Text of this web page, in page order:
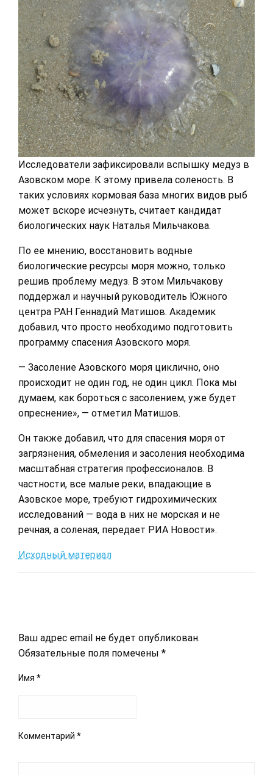
Исследователи зафиксировали вспышку медуз в
Азовском море. К этому привела соленость. В
таких условиях кормовая база многих видов рыб
может вскоре исчезнуть, считает кандидат
биологических наук Наталья Мильчакова.
По ее мнению, восстановить водные
биологические ресурсы моря можно, только
решив проблему медуз. В этом Мильчакову
поддержал и научный руководитель Южного
центра РАН Геннадий Матишов. Академик
добавил, что просто необходимо подготовить
программу спасения Азовского моря.
— Засоление Азовского моря циклично, оно
происходит не один год, не один цикл. Пока мы
думаем, как бороться с засолением, уже будет
опреснение», — отметил Матишов.
Он также добавил, что для спасения моря от
загрязнения, обмеления и засоления необходима
масштабная стратегия профессионалов. В
частности, все малые реки, впадающие в
Азовское море, требуют гидрохимических
исследований — вода в них не морская и не
речная, а соленая, передает РИА Новости».
Исходный материал
Ваш адрес email не будет опубликован.
Обязательные поля помечены *
Имя *
Комментарий *